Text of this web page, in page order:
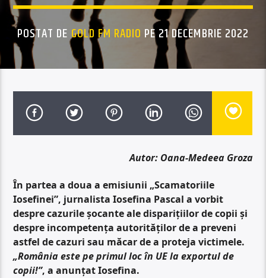
POSTAT DEGOLD FM RADIO PE 21 DECEMBRIE 2022
Autor: Oana-Medeea Groza
În partea a doua a emisiunii „Scamatoriile
Iosefinei”, jurnalista Iosefina Pascal a vorbit
despre cazurile șocante ale disparițiilor de copii și
despre incompetența autorităților de a preveni
astfel de cazuri sau măcar de a proteja victimele.
„România este pe primul loc în UE la exportul de
copii!”, a anunțat Iosefina.